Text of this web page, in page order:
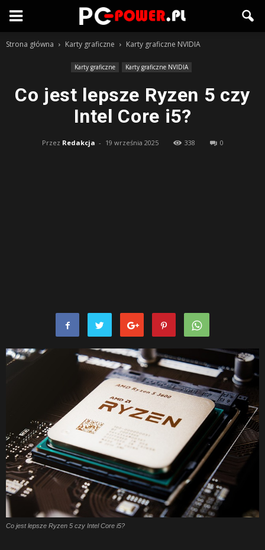
Strona główna Karty graficzne Karty graficzne NVIDIA
Karty graficzne Karty graficzne NVIDIA
Co jest lepsze Ryzen 5 czy
Intel Core i5?
Przez Redakcja - 19 września 2025 338 0
Co jest lepsze Ryzen 5 czy Intel Core i5?